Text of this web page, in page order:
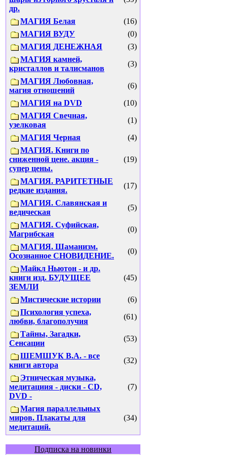
др.
МАГИЯ Белая
(16)
МАГИЯ ВУДУ
(0)
МАГИЯ ДЕНЕЖНАЯ
(3)
МАГИЯ камней,
кристаллов и талисманов
(3)
МАГИЯ Любовная,
магия отношений
(6)
МАГИЯ на DVD
(10)
МАГИЯ Свечная,
узелковая
(1)
МАГИЯ Черная
(4)
МАГИЯ. Книги по
сниженной цене. акция -
супер цены.
(19)
МАГИЯ. РАРИТЕТНЫЕ
редкие издания.
(17)
МАГИЯ. Славянская и
ведическая
(5)
МАГИЯ. Суфийская,
Магрибская
(0)
МАГИЯ. Шаманизм.
Осознанное СНОВИДЕНИЕ.
(0)
Майкл Ньютон - и др.
книги изд. БУДУЩЕЕ
ЗЕМЛИ
(45)
Мистические истории
(6)
Психология успеха,
любви, благополучия
(61)
Тайны, Загадки,
Сенсации
(53)
ШЕМШУК В.А. - все
книги автора
(32)
Этническая музыка,
медитациия - диски - CD,
DVD -
(7)
Магия параллельных
миров. Плакаты для
медитаций.
(34)
Подписка на новинки